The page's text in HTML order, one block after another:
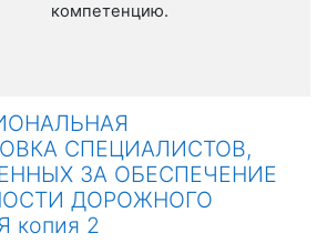
компетенцию.
СПЕЦИАЛИСТОВ,
ЗА ОБЕСПЕЧЕНИЕ
ДОРОЖНОГО
2